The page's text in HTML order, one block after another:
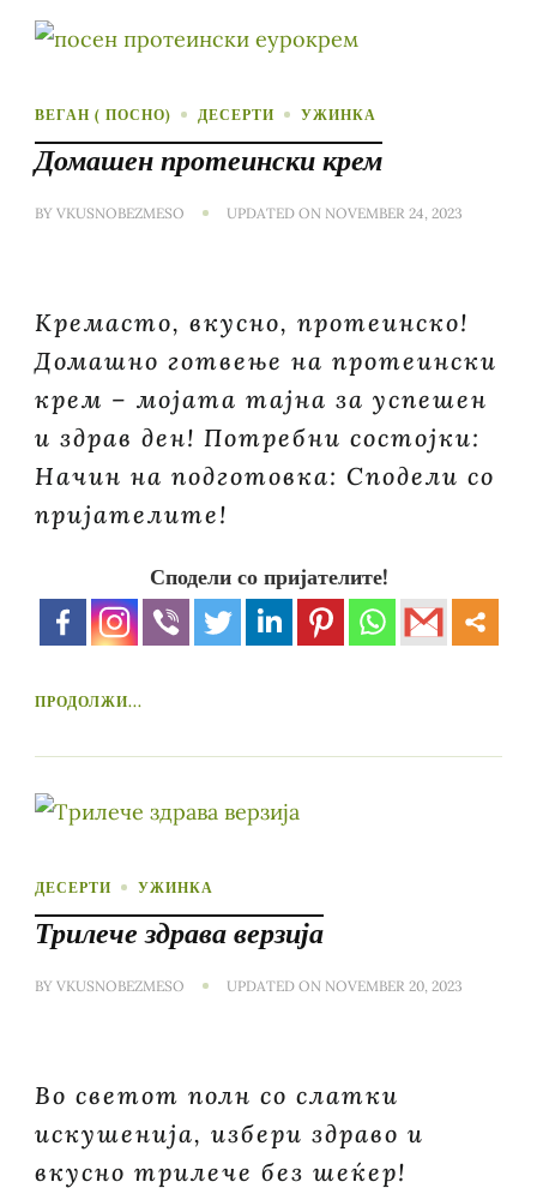
ВЕГАН ( ПОСНО) ДЕСЕРТИ УЖИНКА
Домашен протеински крем
BY VKUSNOBEZMESO UPDATED ON NOVEMBER 24, 2023
Кремасто, вкусно, протеинско!
Домашно готвење на протеински
крем – мојата тајна за успешен
и здрав ден! Потребни состојки:
Начин на подготовка: Сподели со
пријателите!
Сподели со пријателите!
ПРОДОЛЖИ...
ДЕСЕРТИ УЖИНКА
Трилече здрава верзија
BY VKUSNOBEZMESO UPDATED ON NOVEMBER 20, 2023
Во светот полн со слатки
искушенија, избери здраво и
вкусно трилече без шеќер!